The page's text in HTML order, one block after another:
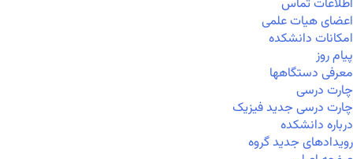
اطلاعات تماس
اعضای هیات علمی
امکانات دانشکده
پیام روز
معرفی دستگاهها
چارت درسی
چارت درسی جدید فیزیک
درباره دانشکده
رویدادهای جدید گروه